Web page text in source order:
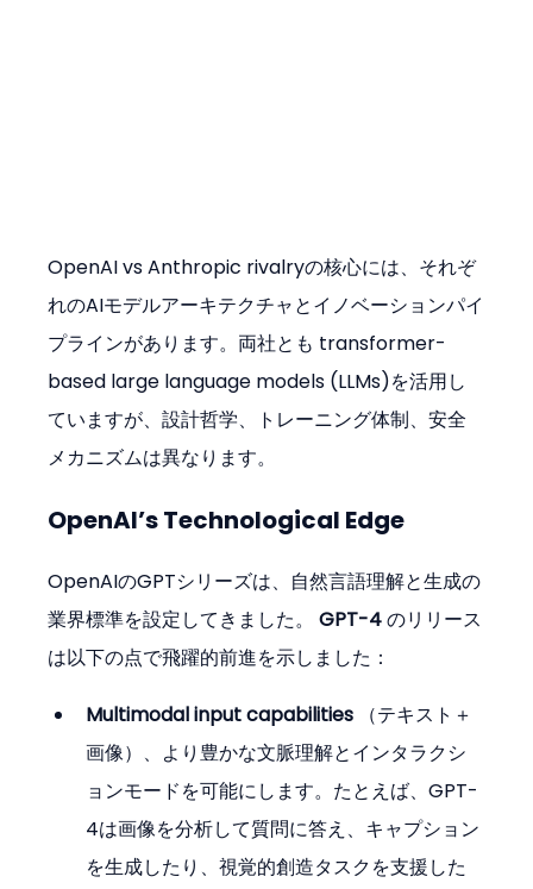
OpenAI vs Anthropic rivalryの核心には、それぞ
れのAIモデルアーキテクチャとイノベーションパイ
プラインがあります。両社とも transformer-
based large language models (LLMs)を活用し
ていますが、設計哲学、トレーニング体制、安全
メカニズムは異なります。
OpenAI’s Technological Edge
OpenAIのGPTシリーズは、自然言語理解と生成の
業界標準を設定してきました。 GPT-4 のリリース
は以下の点で飛躍的前進を示しました：
Multimodal input capabilities （テキスト＋
画像）、より豊かな文脈理解とインタラクシ
ョンモードを可能にします。たとえば、GPT-
4は画像を分析して質問に答え、キャプション
を生成したり、視覚的創造タスクを支援した